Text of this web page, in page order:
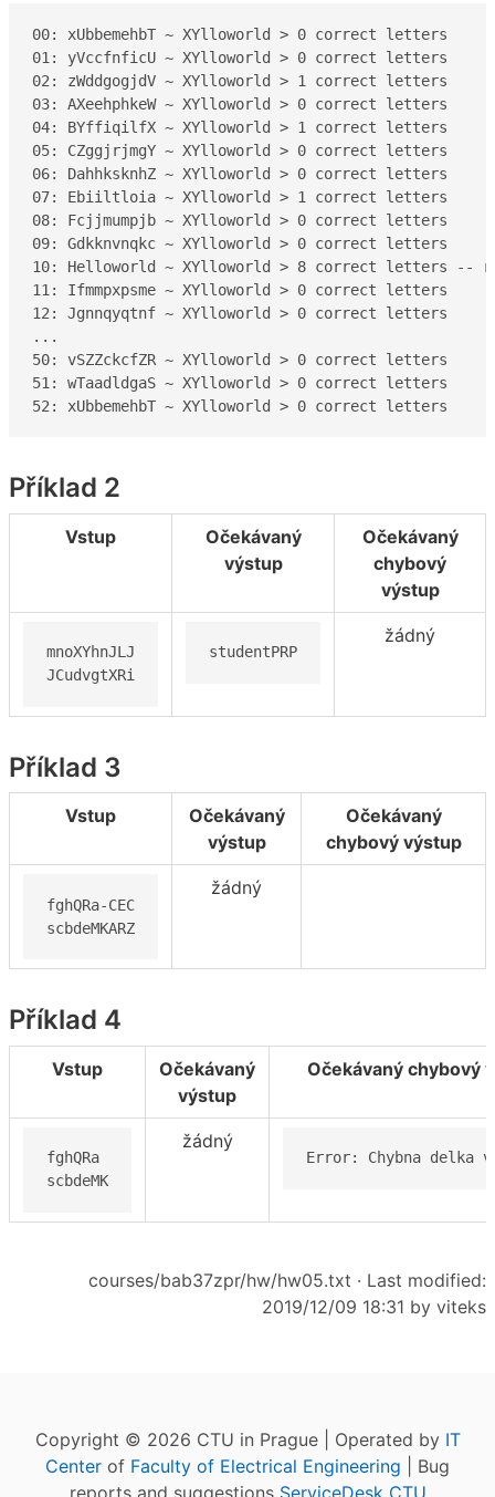
00: xUbbemehbT ~ XYlloworld > 0 correct letters
01: yVccfnficU ~ XYlloworld > 0 correct letters
02: zWddgogjdV ~ XYlloworld > 1 correct letters
03: AXeehphkeW ~ XYlloworld > 0 correct letters
04: BYffiqilfX ~ XYlloworld > 1 correct letters
05: CZggjrjmgY ~ XYlloworld > 0 correct letters
06: DahhksknhZ ~ XYlloworld > 0 correct letters
07: Ebiiltloia ~ XYlloworld > 1 correct letters
08: Fcjjmumpjb ~ XYlloworld > 0 correct letters
09: Gdkknvnqkc ~ XYlloworld > 0 correct letters
10: Helloworld ~ XYlloworld > 8 correct letters --
11: Ifmmpxpsme ~ XYlloworld > 0 correct letters
12: Jgnnqyqtnf ~ XYlloworld > 0 correct letters
...
50: vSZZckcfZR ~ XYlloworld > 0 correct letters
51: wTaadldgaS ~ XYlloworld > 0 correct letters
52: xUbbemehbT ~ XYlloworld > 0 correct letters
Příklad 2
Vstup
Očekávaný
výstup
Očekávaný
chybový
výstup
mnoXYhnJLJ
JCudvgtXRi
studentPRP
žádný
Příklad 3
Vstup
Očekávaný
výstup
Očekávaný
chybový výstup
fghQRa-CEC
scbdeMKARZ
žádný
Příklad 4
Vstup
Očekávaný
výstup
Očekávaný chybový
fghQRa
scbdeMK
žádný
Error: Chybna delka
courses/bab37zpr/hw/hw05.txt · Last modified:
2019/12/09 18:31 by viteks
Copyright © 2026 CTU in Prague | Operated by IT
Center of Faculty of Electrical Engineering | Bug
reports and suggestions ServiceDesk CTU